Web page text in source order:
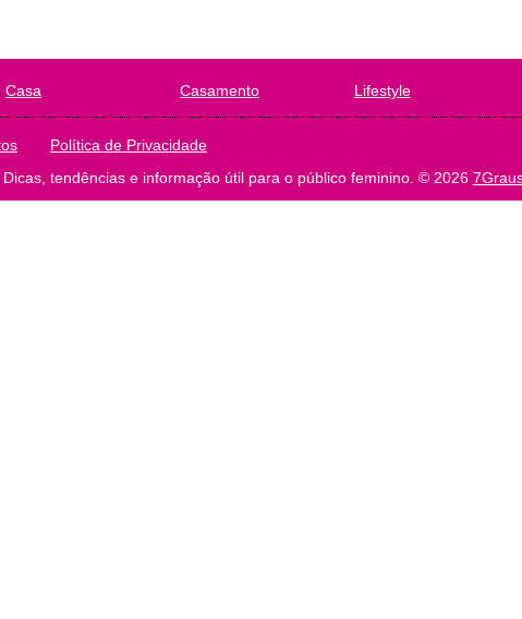
Casa Casamento Lifestyle
Política de Privacidade
tendências e informação útil para o público feminino. © 2026